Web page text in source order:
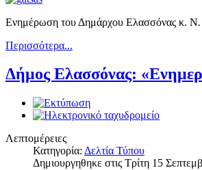
Ενημέρωση του Δημάρχου Ελασσόνας κ. Ν.
Περισσότερα...
Δήμος Ελασσόνας:
Λεπτομέρειες
Κατηγορία: Δελτία Τύπου
Δημιουργηθηκε στις Τρίτη 15